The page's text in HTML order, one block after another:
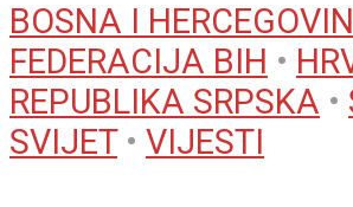
BOSNA I
FEDERACIJA BIH •
REPUBLIKA SRPSKA •
SVIJET • VIJESTI